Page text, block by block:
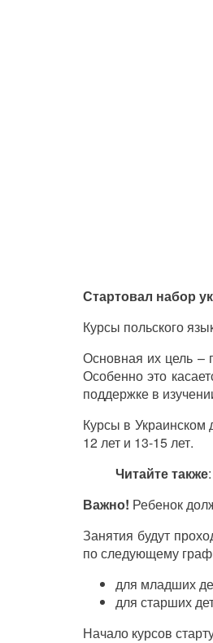
Стартовал набор
Курсы польского
Основная их цель –
Особенно это
поддержке в
Курсы в Украинском
12 лет и 13-15 лет.
Читайте также:
Важно! Ребенок
Занятия будут
по следующему
для младших
для старших
Начало курсов